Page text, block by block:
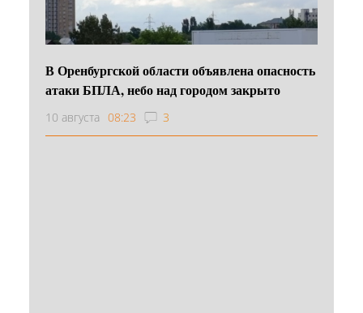
В Оренбургской области объявлена опасность
атаки БПЛА, небо над городом закрыто
10 августа 08:23 3